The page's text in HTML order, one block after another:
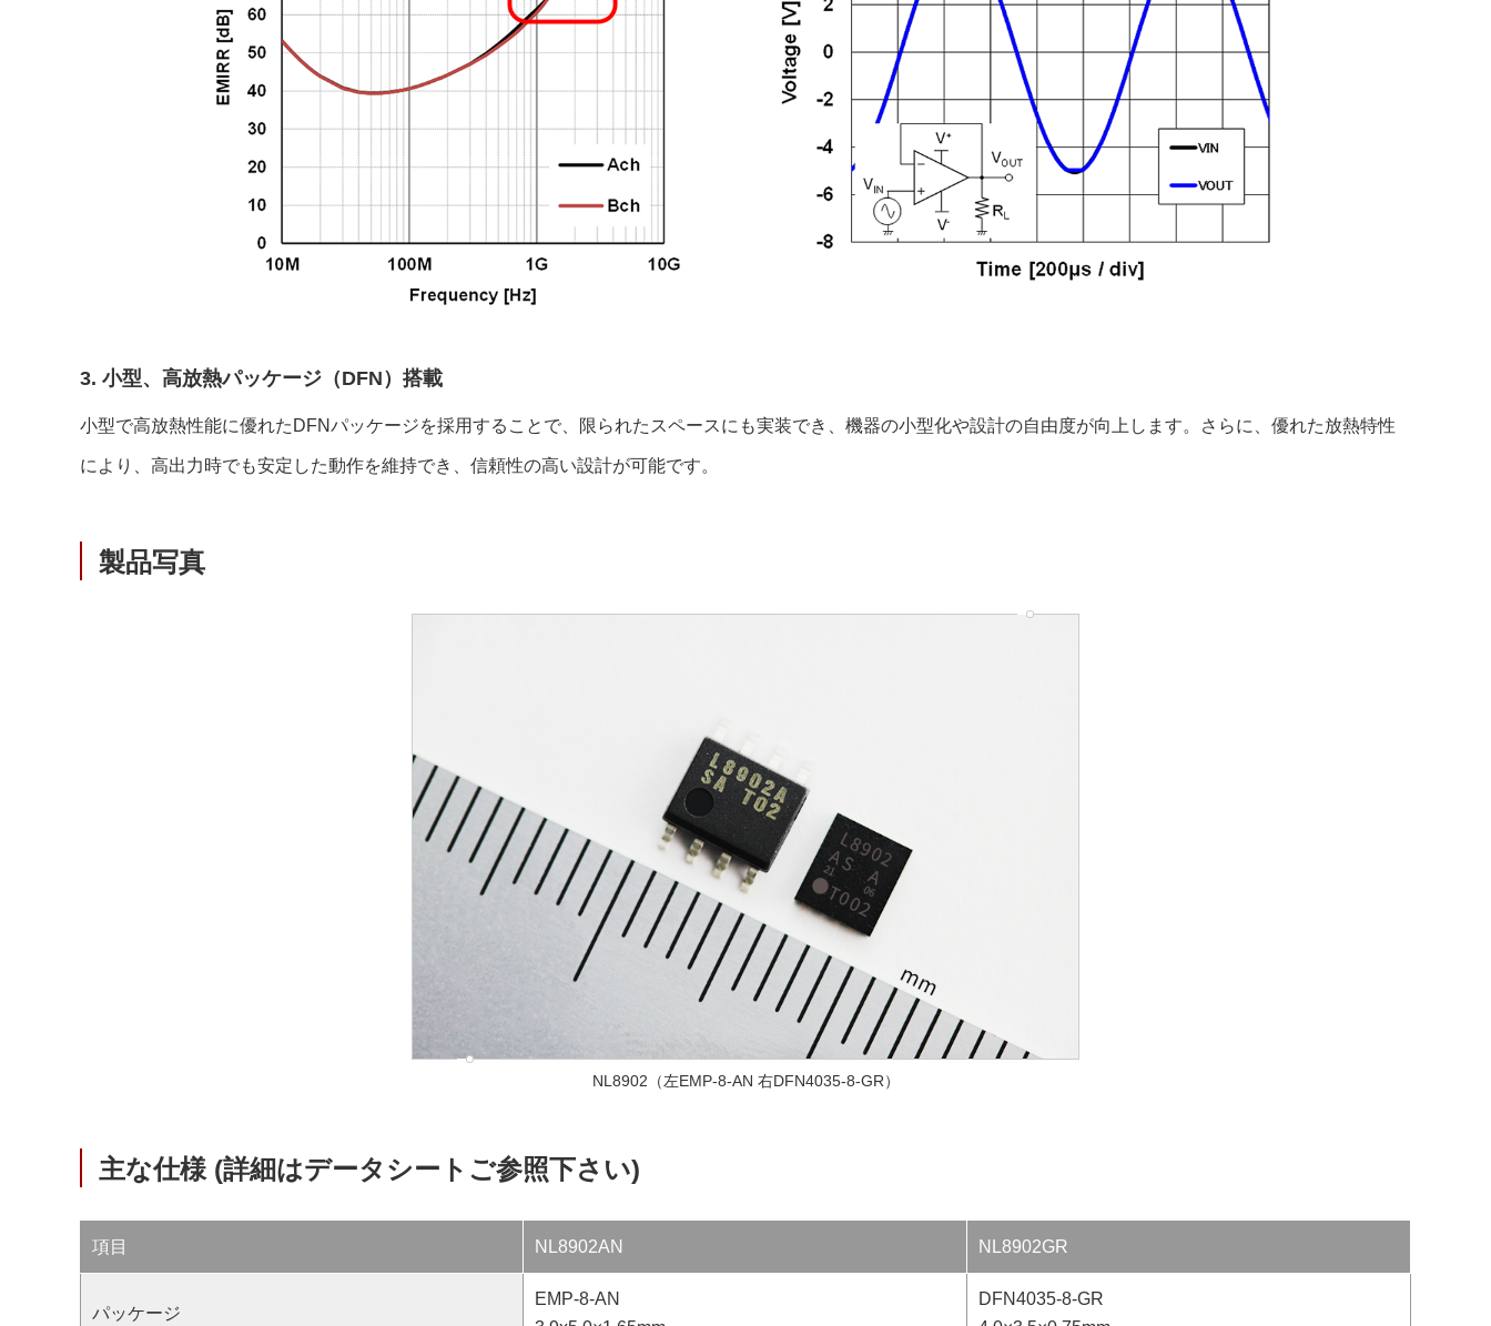
3. 小型、高放熱パッケージ（DFN）搭載
小型で高放熱性能に優れたDFNパッケージを採用することで、限られたスペースにも実装でき、機器の小型化や設計の自由度が向上します。さらに、優れた放熱特性
により、高出力時でも安定した動作を維持でき、信頼性の高い設計が可能です。
製品写真
NL8902（左EMP-8-AN 右DFN4035-8-GR）
主な仕様 (詳細はデータシートご参照下さい)
項目 NL8902AN NL8902GR
パッケージ
EMP-8-AN
DFN4035-8-GR